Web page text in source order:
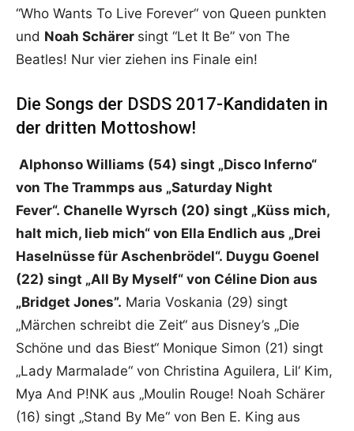
“Who Wants To Live Forever“ von Queen punkten
und Noah Schärer singt “Let It Be” von The
Beatles! Nur vier ziehen ins Finale ein!
Die Songs der DSDS 2017-Kandidaten in
der dritten Mottoshow!
Alphonso Williams (54) singt „Disco Inferno“
von The Trammps aus „Saturday Night
Fever“. Chanelle Wyrsch (20) singt „Küss mich,
halt mich, lieb mich“ von Ella Endlich aus „Drei
Haselnüsse für Aschenbrödel“. Duygu Goenel
(22) singt „All By Myself“ von Céline Dion aus
„Bridget Jones”. Maria Voskania (29) singt
„Märchen schreibt die Zeit“ aus Disney’s „Die
Schöne und das Biest“ Monique Simon (21) singt
„Lady Marmalade“ von Christina Aguilera, Lil‘ Kim,
Mya And P!NK aus „Moulin Rouge! Noah Schärer
(16) singt „Stand By Me“ von Ben E. King aus